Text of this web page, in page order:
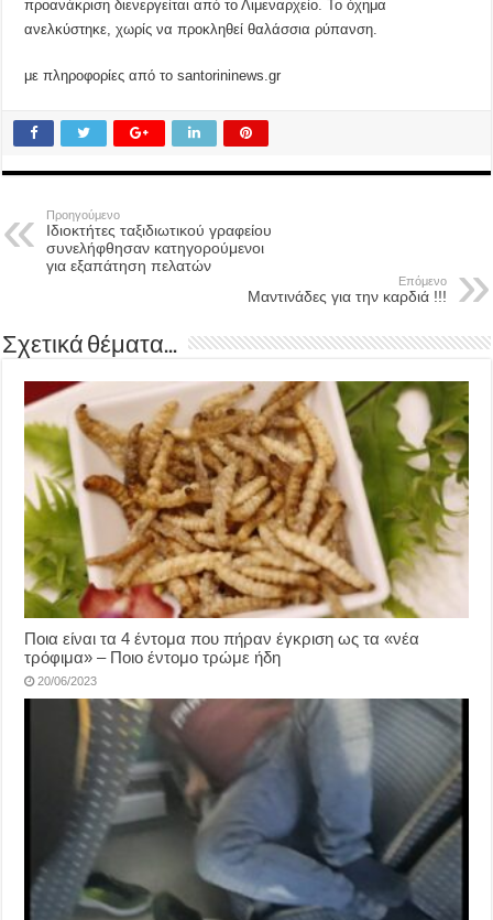
προανάκριση διενεργείται από το Λιμεναρχείο. Το όχημα
ανελκύστηκε, χωρίς να προκληθεί θαλάσσια ρύπανση.
με πληροφορίες από το santorininews.gr
Προηγούμενο
Ιδιοκτήτες ταξιδιωτικού γραφείου
συνελήφθησαν κατηγορούμενοι
για εξαπάτηση πελατών
Επόμενο
Μαντινάδες για την καρδιά !!!
Σχετικά θέματα...
Ποια είναι τα 4 έντομα που πήραν έγκριση ως τα «νέα
τρόφιμα» – Ποιο έντομο τρώμε ήδη
20/06/2023